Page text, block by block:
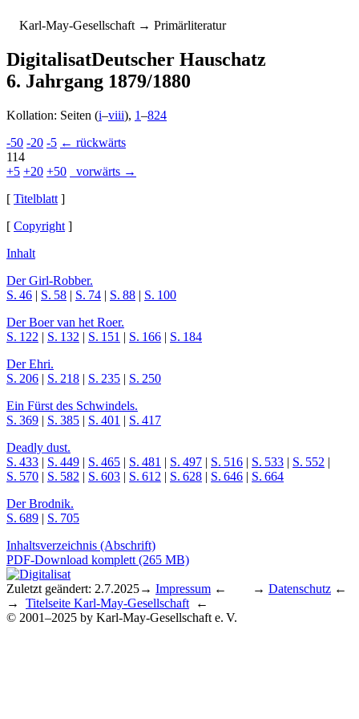
Karl-May-Gesellschaft → Primärliteratur
DigitalisatDeutscher Hauschatz
6. Jahrgang 1879/1880
Kollation: Seiten (i–viii), 1–824
-50 -20 -5 ← rückwärts
114
+5 +20 +50
vorwärts →
[ Titelblatt ]
[ Copyright ]
Inhalt
Der Girl-Robber.
S. 46 | S. 58 | S. 74 | S. 88 | S. 100
Der Boer van het Roer.
S. 122 | S. 132 | S. 151 | S. 166 | S. 184
Der Ehri.
S. 206 | S. 218 | S. 235 | S. 250
Ein Fürst des Schwindels.
S. 369 | S. 385 | S. 401 | S. 417
Deadly dust.
S. 433 | S. 449 | S. 465 | S. 481 | S. 497 | S. 516 | S. 533 | S. 552 |
S. 570 | S. 582 | S. 603 | S. 612 | S. 628 | S. 646 | S. 664
Der Brodnik.
S. 689 | S. 705
Inhaltsverzeichnis (Abschrift)
PDF-Download komplett (265 MB)
Zuletzt geändert: 2.7.2025→ Impressum ← → Datenschutz ←
→ Titelseite Karl-May-Gesellschaft ←
© 2001–2025 by Karl-May-Gesellschaft e. V.